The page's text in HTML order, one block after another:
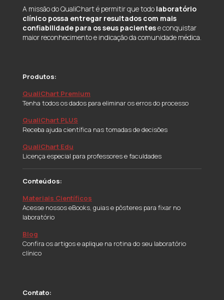
A missão do QualiChart é permitir que todo laboratório
clínico possa entregar resultados com mais
confiabilidade para os seus pacientese conquistar
maior reconhecimento e indicação da comunidade médica.
Produtos:
QualiChart Premium
Tenha todos os dados para eliminar os erros do processo
QualiChart PLUS
Receba ajuda científica nas tomadas de decisões
QualiChart Edu
Licença especial para professores e faculdades
Conteúdos:
Materiais Científicos
Acesse nossos eBooks, guias e pôsteres para fixar no
laboratório
Blog
Confira os artigos e aplique na rotina do seu laboratório
clínico
Contato: